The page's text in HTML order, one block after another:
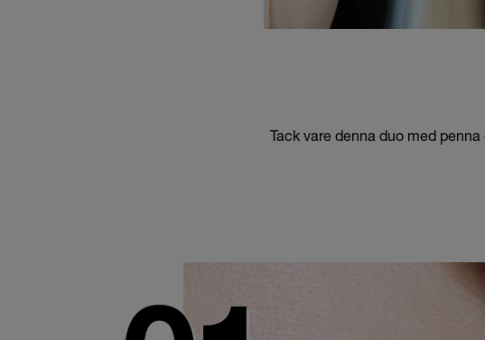
Tack vare denna duo med